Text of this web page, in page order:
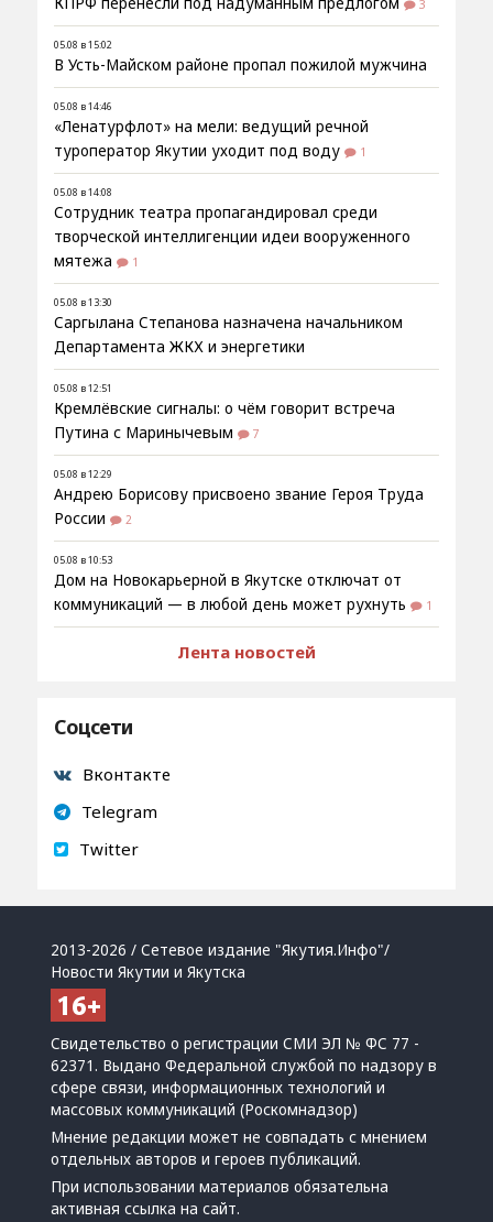
3
05.08 в 15:02
В Усть-Майском районе пропал пожилой мужчина
05.08 в 14:46
«Ленатурфлот» на мели: ведущий речной
туроператор Якутии уходит под воду
1
05.08 в 14:08
Сотрудник театра пропагандировал среди
творческой интеллигенции идеи вооруженного
мятежа
1
05.08 в 13:30
Саргылана Степанова назначена начальником
Департамента ЖКХ и энергетики
05.08 в 12:51
Кремлёвские сигналы: о чём говорит встреча
Путина с Маринычевым
7
05.08 в 12:29
Андрею Борисову присвоено звание Героя Труда
России
2
05.08 в 10:53
Дом на Новокарьерной в Якутске отключат от
коммуникаций — в любой день может рухнуть
1
Лента новостей
Соцсети
Вконтакте
Telegram
Twitter
2013-2026 / Сетевое издание "Якутия.Инфо"/
Новости Якутии и Якутска
Свидетельство о регистрации СМИ ЭЛ № ФС 77 -
62371. Выдано Федеральной службой по надзору в
сфере связи, информационных технологий и
массовых коммуникаций (Роскомнадзор)
Мнение редакции может не совпадать с мнением
отдельных авторов и героев публикаций.
При использовании материалов обязательна
активная ссылка на сайт.